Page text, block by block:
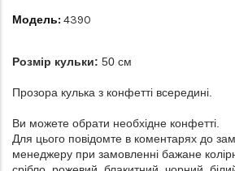
Модель: 4390
Розмір кульки: 50 см
Прозора кулька з конфетті всередині.
Ви можете обрати необхідне конфетті.
Для цього повідомте в коментарях до
менеджеру при замовленні бажане